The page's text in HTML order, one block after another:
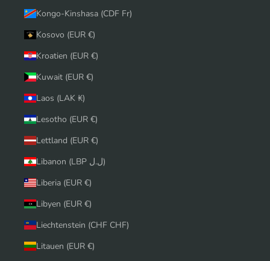
Kongo-Kinshasa (CDF Fr)
Kosovo (EUR €)
Kroatien (EUR €)
Kuwait (EUR €)
Laos (LAK ₭)
Lesotho (EUR €)
Lettland (EUR €)
Libanon (LBP ل.ل)
Liberia (EUR €)
Libyen (EUR €)
Liechtenstein (CHF CHF)
Litauen (EUR €)